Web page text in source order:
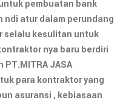
pembuatan bank
atur dalam perundang
selalu kesulitan untuk
nya baru berdiri
JASA
para kontraktor yang
asuransi , kebiasaan